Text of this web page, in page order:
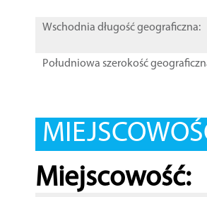
Wschodnia długość geograficzna:
Południowa szerokość
Miejscowość: